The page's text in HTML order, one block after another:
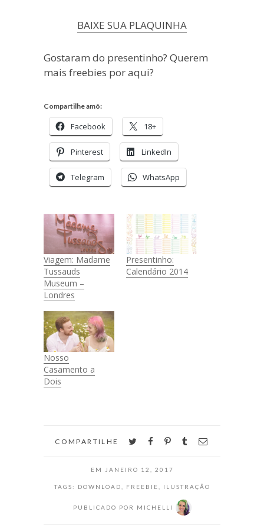
BAIXE SUA PLAQUINHA
Gostaram do presentinho? Querem
mais freebies por aqui?
Compartilhe amô:
Facebook 18+
Pinterest LinkedIn
Telegram WhatsApp
Viagem: Madame
Tussauds
Museum –
Londres
Presentinho:
Calendário 2014
Nosso
Casamento a
Dois
COMPARTILHE twitterfacebookpinterest
tumblr
EM JANEIRO 12, 2017
TAGS: DOWNLOAD FREEBIE ILUSTRAÇÃO
PUBLICADO POR MICHELLI